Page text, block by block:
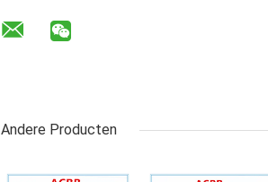
Andere Producten